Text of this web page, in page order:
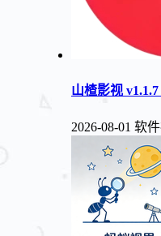
山楂影视
2026-08-01 软